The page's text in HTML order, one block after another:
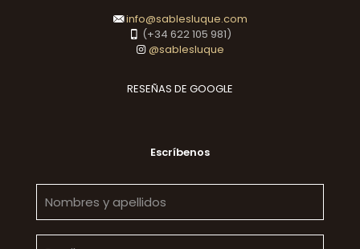
info@sablesluque.com
(+34 622 105 981)
@sablesluque
RESEÑAS DE GOOGLE
Escríbenos